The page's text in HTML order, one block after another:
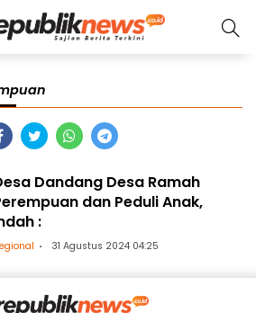
Dandang Desa Ramah
dan Peduli Anak,
:
31 Agustus 2024 04:25